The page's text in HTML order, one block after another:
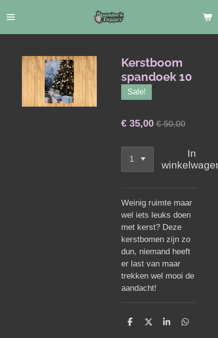
direct
naar
hoofdinhoud
Kerstboom
spandoek 10
Sale!
€ 35,00 € 50,00
In
Weinig ruimte maar
wel iets leuks doen
met kerst? Deze
kerstbomen zijn zo
dun, niemand heeft
er last van maar
trekken wel mooi de
aandacht!
D
D
S
D